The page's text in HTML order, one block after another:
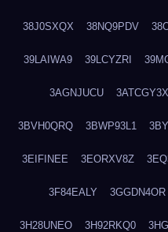
38J0SXQX 38NQ9PDV
39LAIWA9 39LCYZRI
3AGNJUCU 3ATCGY3X
3BVH0QRQ 3BWP93L1
3EIFINEE 3EORXV8Z
3F84EALY 3GGDN4OR
3H28UNEO 3H92RKQ0